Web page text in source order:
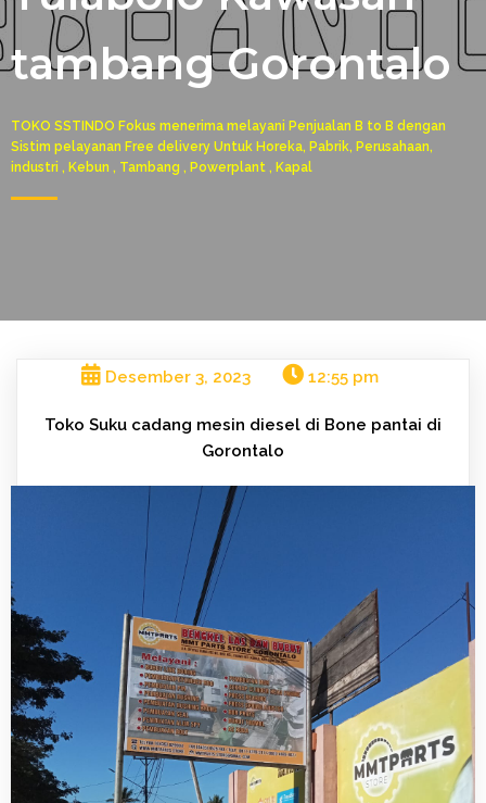
tambang Gorontalo
TOKO SSTINDO Fokus menerima melayani Penjualan B to B dengan
Sistim pelayanan Free delivery Untuk Horeka, Pabrik, Perusahaan,
industri , Kebun , Tambang , Powerplant , Kapal
Desember 3, 2023 12:55 pm
Toko Suku cadang mesin diesel di Bone pantai di
Gorontalo